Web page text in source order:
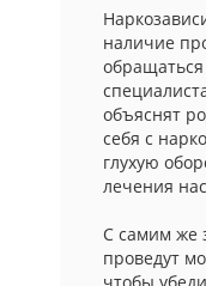
наличие
объяснят
себя с
глухую
лечения
С самим же
проведут